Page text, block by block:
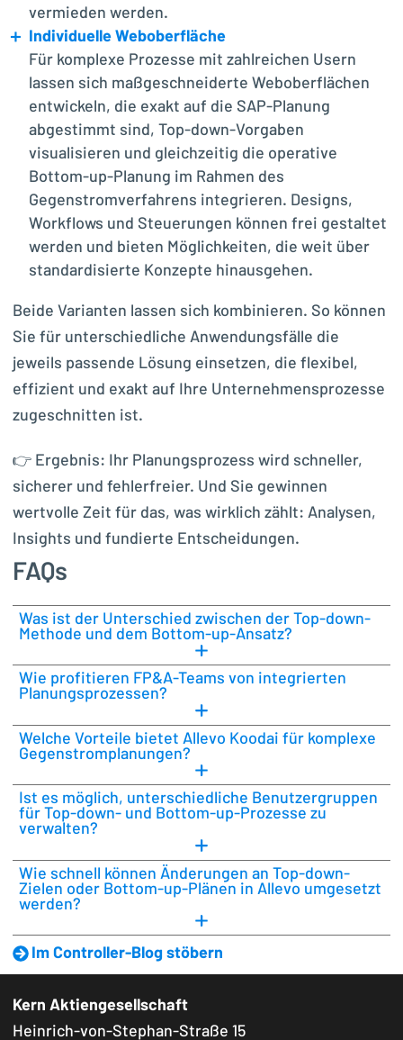
vermieden werden.
Individuelle Weboberfläche
Für komplexe Prozesse mit zahlreichen Usern
lassen sich maßgeschneiderte Weboberflächen
entwickeln, die exakt auf die SAP-Planung
abgestimmt sind, Top-down-Vorgaben
visualisieren und gleichzeitig die operative
Bottom-up-Planung im Rahmen des
Gegenstromverfahrens integrieren. Designs,
Workflows und Steuerungen können frei gestaltet
werden und bieten Möglichkeiten, die weit über
standardisierte Konzepte hinausgehen.
Beide Varianten lassen sich kombinieren. So können
Sie für unterschiedliche Anwendungsfälle die
jeweils passende Lösung einsetzen, die flexibel,
effizient und exakt auf Ihre Unternehmensprozesse
zugeschnitten ist.
👉 Ergebnis: Ihr Planungsprozess wird schneller,
sicherer und fehlerfreier. Und Sie gewinnen
wertvolle Zeit für das, was wirklich zählt: Analysen,
Insights und fundierte Entscheidungen.
FAQs
Was ist der Unterschied zwischen der Top-down-
Methode und dem Bottom-up-Ansatz?
Wie profitieren FP&A-Teams von integrierten
Planungsprozessen?
Welche Vorteile bietet Allevo Koodai für komplexe
Gegenstromplanungen?
Ist es möglich, unterschiedliche Benutzergruppen
für Top-down- und Bottom-up-Prozesse zu
verwalten?
Wie schnell können Änderungen an Top-down-
Zielen oder Bottom-up-Plänen in Allevo umgesetzt
werden?
Im Controller-Blog stöbern
Kern Aktiengesellschaft
Heinrich-von-Stephan-Straße 15